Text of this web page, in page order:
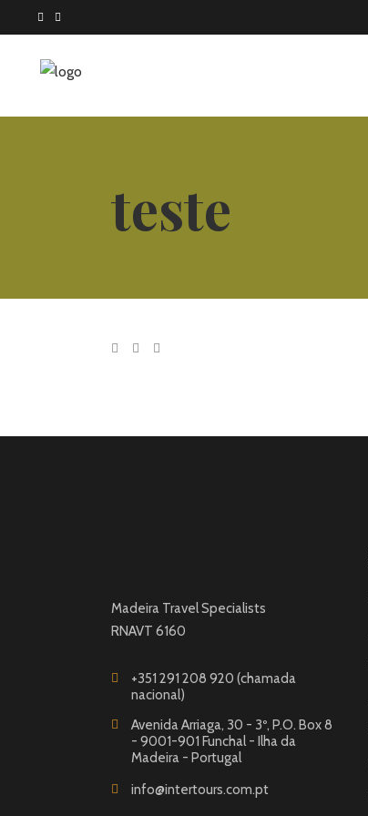
teste
Madeira Travel Specialists
RNAVT 6160
+351 291 208 920 (chamada
nacional)
Avenida Arriaga, 30 - 3º, P.O. Box 8
- 9001-901 Funchal - Ilha da
Madeira - Portugal
info@intertours.com.pt